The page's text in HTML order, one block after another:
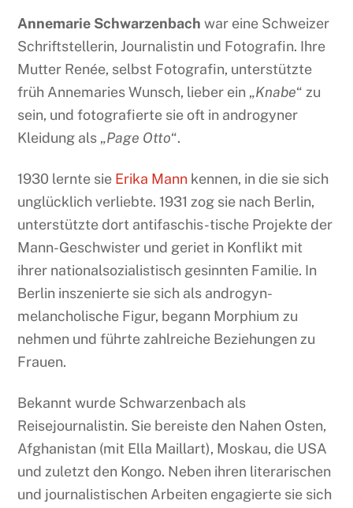
Annemarie Schwarzenbach war eine Schweizer
Schriftstellerin, Journalistin und Fotografin. Ihre
Mutter Renée, selbst Fotografin, unterstützte
früh Annemaries Wunsch, lieber ein „Knabe“ zu
sein, und fotografierte sie oft in androgyner
Kleidung als „Page Otto“.
1930 lernte sie Erika Mann kennen, in die sie sich
unglücklich verliebte. 1931 zog sie nach Berlin,
unterstützte dort antifaschis-tische Projekte der
Mann-Geschwister und geriet in Konflikt mit
ihrer nationalsozialistisch gesinnten Familie. In
Berlin inszenierte sie sich als androgyn-
melancholische Figur, begann Morphium zu
nehmen und führte zahlreiche Beziehungen zu
Frauen.
Bekannt wurde Schwarzenbach als
Reisejournalistin. Sie bereiste den Nahen Osten,
Afghanistan (mit Ella Maillart), Moskau, die USA
und zuletzt den Kongo. Neben ihren literarischen
und journalistischen Arbeiten engagierte sie sich